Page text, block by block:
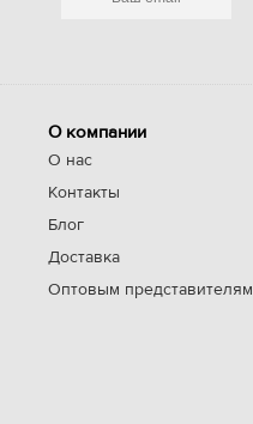
О компании
О нас
Контакты
Блог
Доставка
Оптовым представителям